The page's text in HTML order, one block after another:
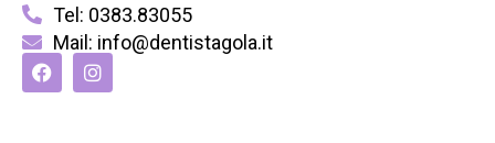
Tel: 0383.83055
Mail: info@dentistagola.it